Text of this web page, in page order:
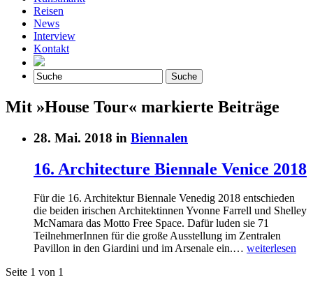
Reisen
News
Interview
Kontakt
Mit »House Tour« markierte Beiträge
28. Mai. 2018 in Biennalen
16. Architecture Biennale Venice 2018
Für die 16. Architektur Biennale Venedig 2018 entschieden
die beiden irischen Architektinnen Yvonne Farrell und Shelley
McNamara das Motto Free Space. Dafür luden sie 71
TeilnehmerInnen für die große Ausstellung im Zentralen
Pavillon in den Giardini und im Arsenale ein.… weiterlesen
Seite 1 von 1